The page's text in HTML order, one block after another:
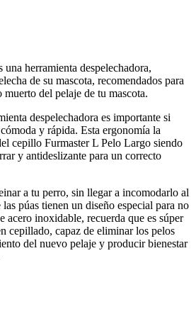
herramienta despelechadora,
de su mascota, recomendados para
del pelaje de tu mascota.
despelechadora es importante si
y rápida. Esta ergonomía la
cepillo Furmaster L Pelo Largo siendo
y antideslizante para un correcto
a tu perro, sin llegar a incomodarlo al
púas tienen un diseño especial para no
acero inoxidable, recuerda que es súper
cepillado, capaz de eliminar los pelos
del nuevo pelaje y producir bienestar